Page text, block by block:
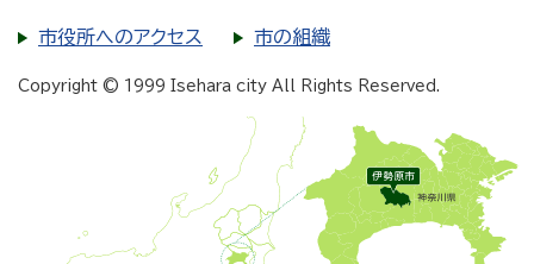
市役所へのアクセス 市の組織
Copyright © 1999 Isehara city All Rights Reserved.